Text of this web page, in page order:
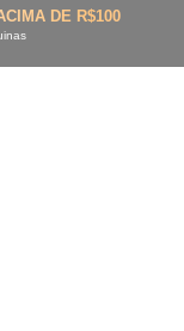
DE R$100